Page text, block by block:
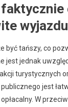
być tańszy, co
jest jednak
turystycznych
jest
W